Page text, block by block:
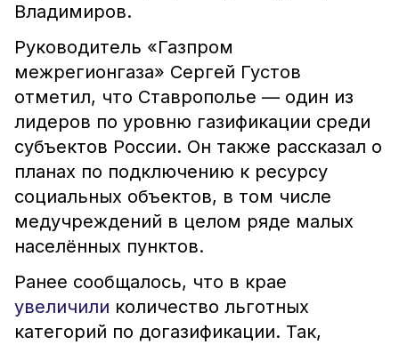
Владимиров.
Руководитель «Газпром
межрегионгаза» Сергей Густов
отметил, что Ставрополье — один из
лидеров по уровню газификации среди
субъектов России. Он также рассказал о
планах по подключению к ресурсу
социальных объектов, в том числе
медучреждений в целом ряде малых
населённых пунктов.
Ранее сообщалось, что в крае
увеличили количество льготных
категорий по догазификации. Так,